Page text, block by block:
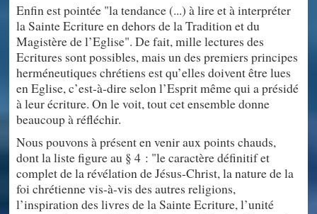
Enfin est pointée "la tendance (...) à lire et à interpréter
la Sainte Ecriture en dehors de la Tradition et du
Magistère de l’Eglise". De fait, mille lectures des
Ecritures sont possibles, mais un des premiers principes
herméneutiques chrétiens est qu’elles doivent être lues
en Eglise, c’est-à-dire selon l’Esprit même qui a présidé
à leur écriture. On le voit, tout cet ensemble donne
beaucoup à réfléchir.
Nous pouvons à présent en venir aux points chauds,
dont la liste figure au § 4 : "le caractère définitif et
complet de la révélation de Jésus-Christ, la nature de la
foi chrétienne vis-à-vis des autres religions,
l’inspiration des livres de la Sainte Ecriture, l’unité